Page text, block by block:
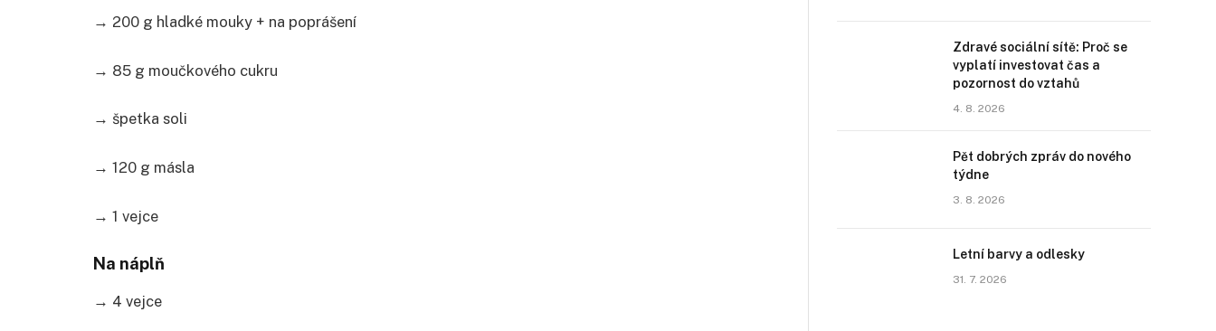
→ 200 g hladké mouky + na poprášení
→ 85 g moučkového cukru
→ špetka soli
→ 120 g másla
→ 1 vejce
Na náplň
→ 4 vejce
Zdravé sociální sítě: Proč se
vyplatí investovat čas a
pozornost do vztahů
4. 8. 2026
Pět dobrých zpráv do nového
týdne
3. 8. 2026
Letní barvy a odlesky
31. 7. 2026